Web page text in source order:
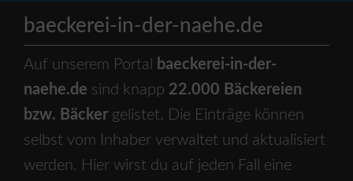
baeckerei-in-der-naehe.de
Auf unserem Portal
baeckerei-in-der-
naehe.de sind knapp 22.000 Bäckereien
bzw. Bäcker gelistet. Die Einträge können
selbst vom Inhaber verwaltet und aktualisiert
werden. Hier wirst du auf jeden Fall eine